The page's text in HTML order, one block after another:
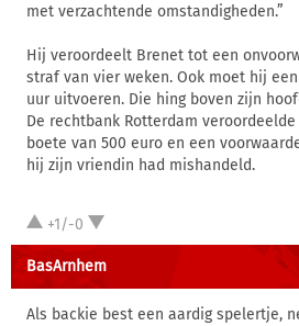
met verzachtende omstandigheden.”
Hij veroordeelt Brenet tot een
straf van vier weken. Ook moet hij
uur uitvoeren. Die hing boven zijn
De rechtbank Rotterdam
boete van 500 euro en een
hij zijn vriendin had mishandeld.
+1/-0
BasArnhem
Als backie best een aardig spelertje,